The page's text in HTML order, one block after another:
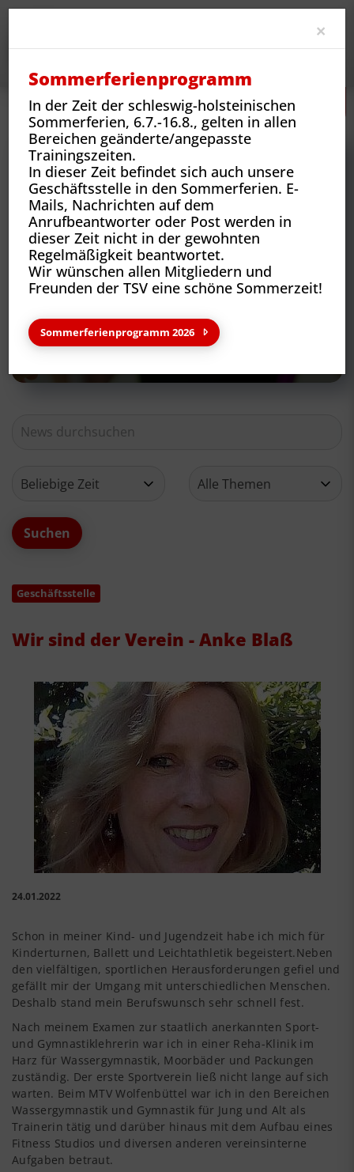
Neues Vereins-News Wir sind der Verein - Anke Blaß
Neues aus deinem Verein
Geschäftsstelle
Wir sind der Verein - Anke Blaß
24.01.2022
Schon in meiner Kind- und Jugendzeit habe ich mich für
Kinderturnen, Ballett und Leichtathletik begeistert.Neben
den vielfältigen, sportlichen Herausforderungen gefiel und
gefällt mir der Umgang mit unterschiedlichen Menschen.
Deshalb stand mein Berufswunsch sehr schnell fest.
Nach meinem Examen zur staatlich anerkannten Sport-
und Gymnastiklehrerin war ich in einer Reha-Klinik im
Harz für Wassergymnastik, Moorbäder und Packungen
zuständig. Der erste Sportverein ließ nicht lange auf sich
warten. Beim MTV Wolfenbüttel war ich in den Bereichen
Wassergymnastik und Gymnastik für Jung und Alt als
Trainerin tätig und darüber hinaus mit dem Aufbau eines
Fitness Studios und diversen anderen vereinsinterne
Aufgaben betraut.
×
Sommerferienprogramm
In der Zeit der schleswig-holsteinischen
Sommerferien, 6.7.-16.8., gelten in allen
Bereichen geänderte/angepasste
Trainingszeiten.
In dieser Zeit befindet sich auch unsere
Geschäftsstelle in den Sommerferien. E-
Mails, Nachrichten auf dem
Anrufbeantworter oder Post werden in
dieser Zeit nicht in der gewohnten
Regelmäßigkeit beantwortet.
Wir wünschen allen Mitgliedern und
Freunden der TSV eine schöne Sommerzeit!
Sommerferienprogramm 2026